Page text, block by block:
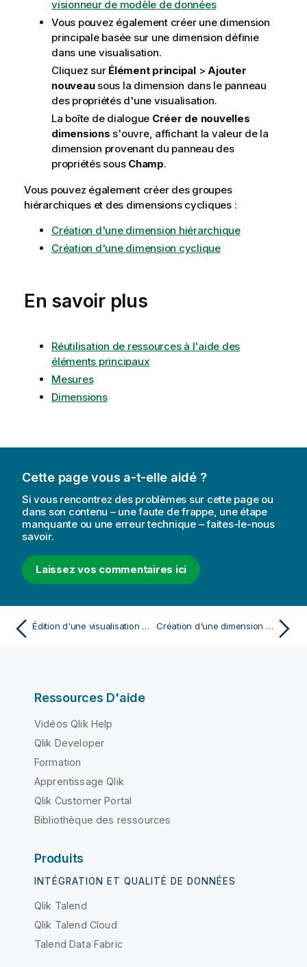
visionneur de modèle de données
Vous pouvez également créer une dimension
principale basée sur une dimension définie
dans une visualisation.
Cliquez sur Élément principal> Ajouter
nouveausous la dimension dans le panneau
des propriétés d'une visualisation.
La boîte de dialogue Créer de nouvelles
dimensions s'ouvre, affichant la valeur de la
dimension provenant du panneau des
propriétés sous Champ.
Vous pouvez également créer des groupes
hiérarchiques et des dimensions cycliques :
Création d'une dimension hiérarchique
Création d'une dimension cyclique
En savoir plus
Réutilisation de ressources à l'aide des
éléments principaux
Mesures
Dimensions
Cette page vous a-t-elle aidé ?
Si vous rencontrez des problèmes sur cette page ou
dans son contenu – une faute de frappe, une étape
manquante ou une erreur technique – faites-le-nous
savoir.
Laissez vos commentaires ici
Édition d'une visualisation principale Création d'une dimension principale à partir d'un champ
Ressources D'aide
Vidéos Qlik Help
Qlik Developer
Formation
Apprentissage Qlik
Qlik Customer Portal
Bibliothèque des ressources
Produits
INTÉGRATION ET QUALITÉ DE DONNÉES
Qlik Talend
Qlik Talend Cloud
Talend Data Fabric